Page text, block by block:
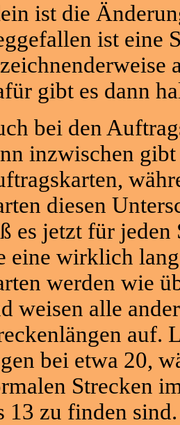
ist die
ist eine
gibt es dann
bei den
inzwischen
diesen
es jetzt für
eine wirklich
werden wie
weisen alle
auf.
bei etwa 20,
Strecken
13 zu finden sind.